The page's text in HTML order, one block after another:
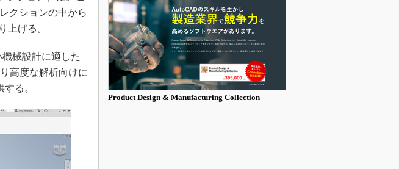
クションの中から
上げる。
械設計に適した
高度な解析向けに
る。
Product Design & Manufacturing Collection